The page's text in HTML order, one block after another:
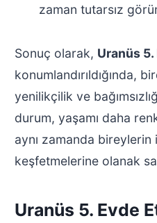
zaman tutarsız
Sonuç olarak, Uranüs 5.
konumlandırıldığında,
yenilikçilik ve
durum, yaşamı daha
aynı zamanda bireylerin
keşfetmelerine olanak
Uranüs 5. Evde